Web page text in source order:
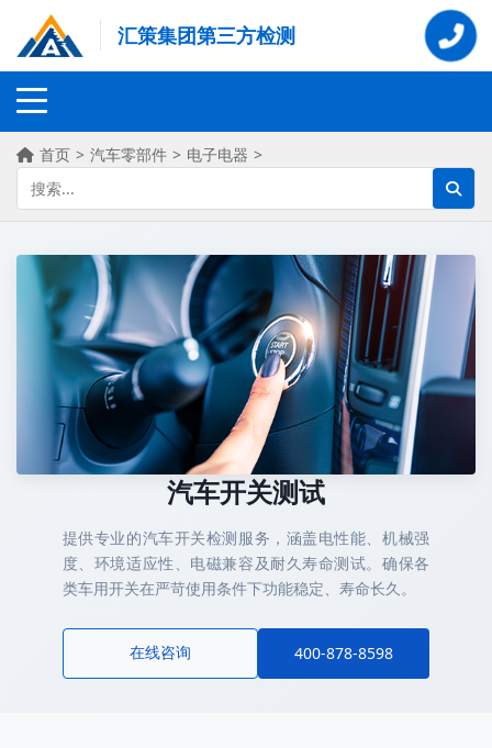
汇策集团第三方检测
首页 > 汽车零部件 > 电子电器 >
汽车开关测试
提供专业的汽车开关检测服务，涵盖电性能、机械强
度、环境适应性、电磁兼容及耐久寿命测试。确保各
类车用开关在严苛使用条件下功能稳定、寿命长久。
在线咨询 400-878-8598